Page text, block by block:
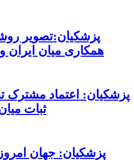
پزشکیان:تصویر
همکاری میان ایران
پزشکیان: اعتماد مشترک
ثبات
پزشکیان: جهان